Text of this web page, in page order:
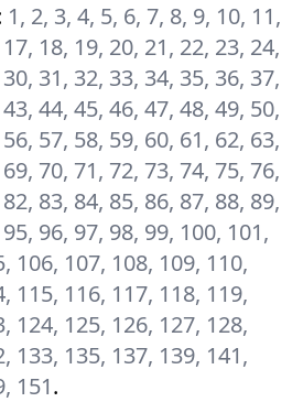
1, 2, 3, 4, 5, 6, 7, 8, 9, 10, 11,
18, 19, 20, 21, 22, 23, 24,
31, 32, 33, 34, 35, 36, 37,
44, 45, 46, 47, 48, 49, 50,
57, 58, 59, 60, 61, 62, 63,
70, 71, 72, 73, 74, 75, 76,
83, 84, 85, 86, 87, 88, 89,
96, 97, 98, 99, 100, 101,
106, 107, 108, 109, 110,
115, 116, 117, 118, 119,
124, 125, 126, 127, 128,
133, 135, 137, 139, 141,
151.